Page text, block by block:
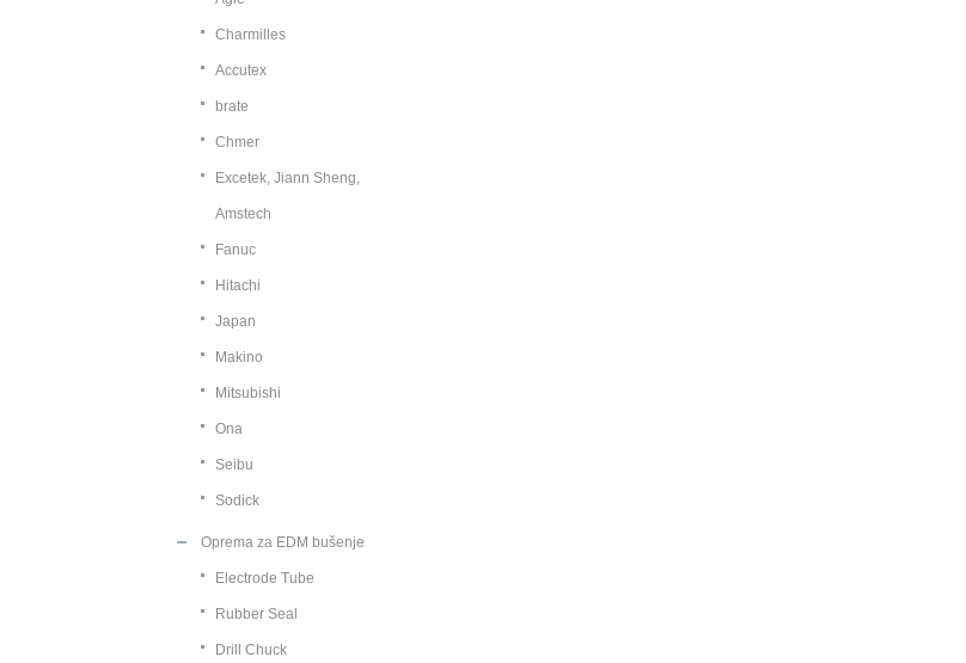
Charmilles
Accutex
brate
Chmer
Excetek, Jiann Sheng,
Amstech
Fanuc
Hitachi
Japan
Makino
Mitsubishi
Ona
Seibu
Sodick
Oprema za EDM bušenje
Electrode Tube
Rubber Seal
Drill Chuck